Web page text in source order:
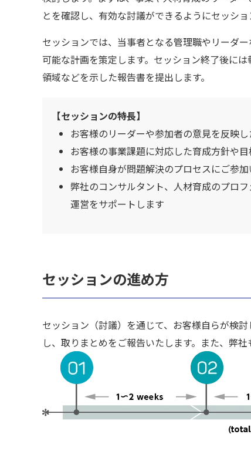
とを確認し、有効な討議ができるようにセッショ
セッションでは、当事者となる管理職やリーダ
可能な計画を策定します。セッション終了後に
領域などを示した報告書を提出します。
【セッションの特長】
お客様のリーダーや参加者の意見を反映
お客様の事業課題に対応した育成方針や
お客様自身が問題解決のプロセスにご参
弊社のコンサルタント、人材育成のプロ
運営をサポートします
セッションの進め方
セッション（討議）を通じて、お客様自らが検
し、取りまとめをご報告いたします。また、弊